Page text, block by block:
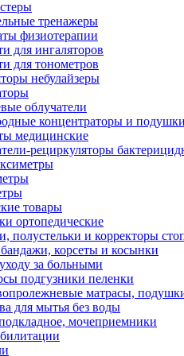
тренажеры
физиотерапии
для ингаляторов
для тонометров
небулайзеры
облучатели
концентраторы и подушки
медицинские
рециркуляторы
товары
ортопедические
полустельки и корректоры
корсеты и косынки
за больными
подгузники пеленки
матрасы,
для мытья без воды
мочеприемники